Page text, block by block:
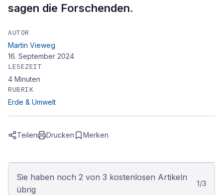
sagen die Forschenden.
AUTOR
Martin Vieweg
16. September 2024
LESEZEIT
4 Minuten
RUBRIK
Erde & Umwelt
Teilen Drucken Merken
Sie haben noch 2 von 3 kostenlosen Artikeln
übrig
1/3